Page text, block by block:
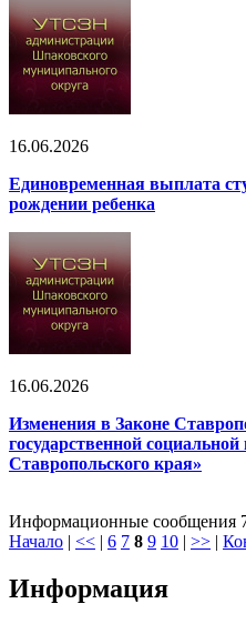
16.06.2026
Единовременная выплата
рождении ребенка
16.06.2026
Изменения в Законе
государственной
Ставропольского края»
Информационные сообщения
Начало | << | 6 7 8 9 10 | >> |
Информация